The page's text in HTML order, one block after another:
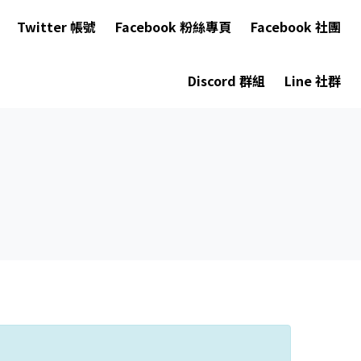
Twitter 帳號 Facebook 粉絲專頁 Facebook 社團
Discord 群組 Line 社群